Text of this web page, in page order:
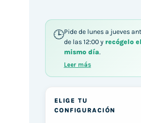
Pide de lunes a jueves
de las 12:00 y recógelo el
mismo día.
Leer más
ELIGE TU
CONFIGURACIÓN